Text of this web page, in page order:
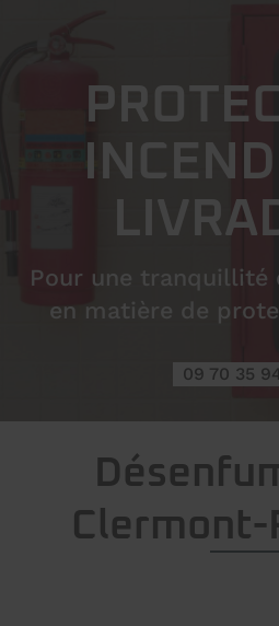
Pour une tranquillité
en matière de
09 70 35
Clermont-